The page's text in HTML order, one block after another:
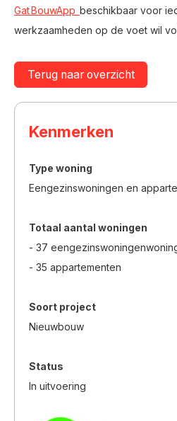
Gat BouwApp beschikbaar voor
werkzaamheden op de voet wil
Terug naar overzicht
Kenmerken
Type woning
Eengezinswoningen en
Totaal aantal woningen
- 37
- 35 appartementen
Soort project
Nieuwbouw
Status
In uitvoering